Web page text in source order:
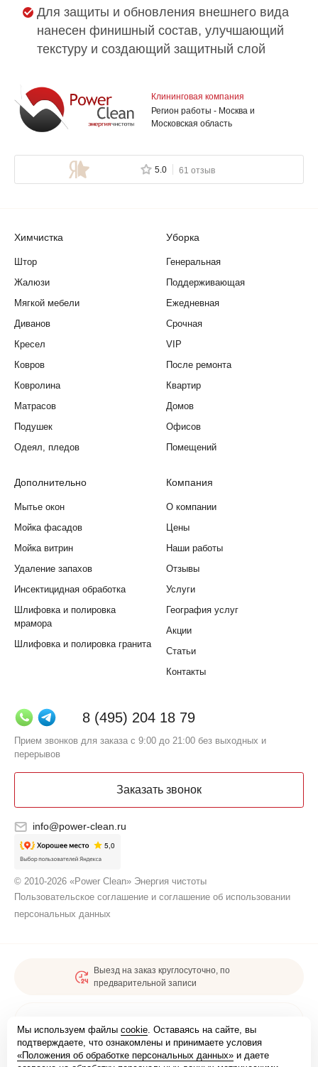
Для защиты и обновления внешнего вида
нанесен финишный состав, улучшающий
текстуру и создающий защитный слой
Клининговая компания
Регион работы - Москва и
Московская область
5.0 61 отзыв
8 (495) 204 18 79
Прием звонков для заказа с 9:00 до 21:00 без выходных и
перерывов
Заказать звонок
info@power-clean.ru
© 2010-2026 «Power Clean» Энергия чистоты
Пользовательское соглашение и соглашение об использовании
персональных данных
Химчистка
Штор
Жалюзи
Мягкой мебели
Диванов
Кресел
Ковров
Ковролина
Матрасов
Подушек
Одеял, пледов
Уборка
Генеральная
Поддерживающая
Ежедневная
Срочная
VIP
После ремонта
Квартир
Домов
Офисов
Помещений
Дополнительно
Мытье окон
Мойка фасадов
Мойка витрин
Удаление запахов
Инсектицидная обработка
Шлифовка и полировка
мрамора
Шлифовка и полировка гранита
Компания
О компании
Цены
Наши работы
Отзывы
Услуги
География услуг
Акции
Статьи
Контакты
Выезд на заказ круглосуточно, по
предварительной записи
Мы зарегистрированы
Мы используем файлы cookie. Оставаясь на сайте, вы
подтверждаете, что ознакомлены и принимаете условия
«Положения об обработке персональных данных» и даете